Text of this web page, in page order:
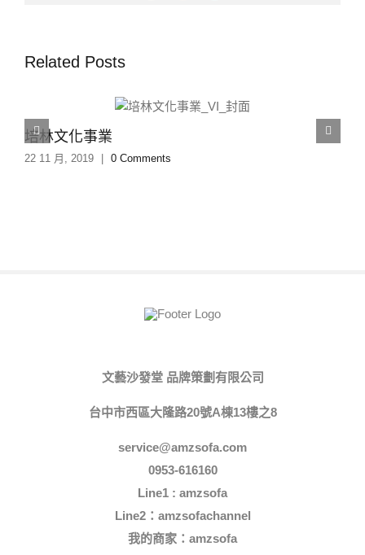
Related Posts
培林文化事業
22 11 月, 2019 | 0 Comments
文藝沙發堂 品牌策劃有限公司
台中市西區大隆路20號A棟13樓之8
service@amzsofa.com
0953-616160
Line1 : amzsofa
Line2：amzsofachannel
我的商家： amzsofa